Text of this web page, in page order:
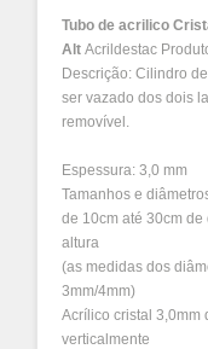
Tubo de acrilico
Alt Acrildestac
Descrição: Cilindro
ser vazado dos dois
removível.
Espessura: 3,0 mm
Tamanhos e
de 10cm até 30cm
altura
(as medidas dos
3mm/4mm)
Acrílico cristal 3,0mm
verticalmente